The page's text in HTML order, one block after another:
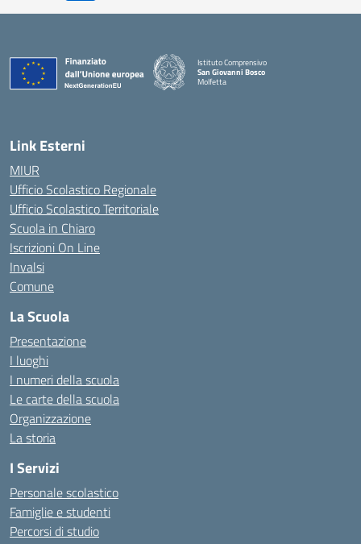
Istituto Comprensivo
San Giovanni Bosco
Molfetta
Link Esterni
MIUR
Ufficio Scolastico Regionale
Ufficio Scolastico Territoriale
Scuola in Chiaro
Iscrizioni On Line
Invalsi
Comune
La Scuola
Presentazione
I luoghi
I numeri della scuola
Le carte della scuola
Organizzazione
La storia
I Servizi
Personale scolastico
Famiglie e studenti
Percorsi di studio